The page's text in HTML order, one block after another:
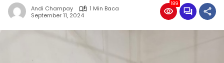
Andi Champay
1 Min Baca
September 11, 2024
189